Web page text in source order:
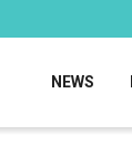
NEWS